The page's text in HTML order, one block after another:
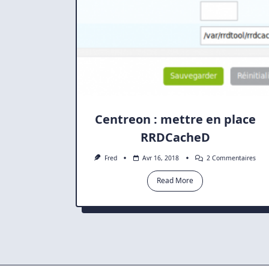
Centreon : mettre en place
RRDCacheD
Fred Avr 16, 2018 2 CommentairesSur
Read More